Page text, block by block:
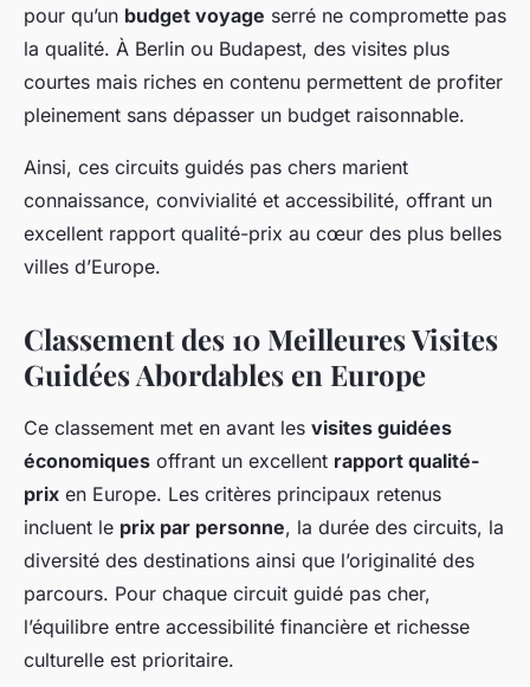
pour qu’un budget voyage serré ne compromette pas
la qualité. À Berlin ou Budapest, des visites plus
courtes mais riches en contenu permettent de profiter
pleinement sans dépasser un budget raisonnable.
Ainsi, ces circuits guidés pas chers marient
connaissance, convivialité et accessibilité, offrant un
excellent rapport qualité-prix au cœur des plus belles
villes d’Europe.
Classement des 10 Meilleures Visites
Guidées Abordables en Europe
Ce classement met en avant les visites guidées
économiques offrant un excellent rapport qualité-
prix en Europe. Les critères principaux retenus
incluent le prix par personne, la durée des circuits, la
diversité des destinations ainsi que l’originalité des
parcours. Pour chaque circuit guidé pas cher,
l’équilibre entre accessibilité financière et richesse
culturelle est prioritaire.